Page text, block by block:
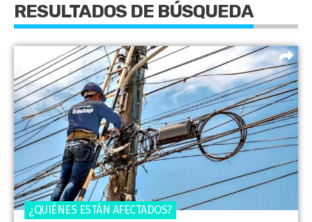
RESULTADOS DE BÚSQUEDA
¿QUIÉNES ESTÁN AFECTADOS?